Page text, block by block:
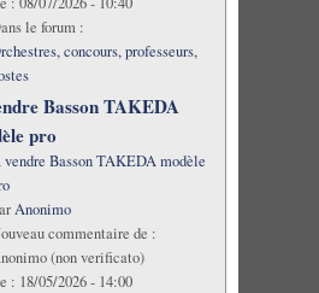
le forum :
concours, professeurs,
Basson TAKEDA
pro
vendre Basson TAKEDA modèle
Anonimo
commentaire de :
(non verificato)
: 18/05/2026 - 14:00